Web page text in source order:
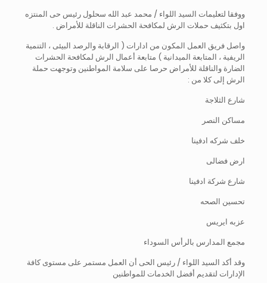
ووفقا لتعليمات السيد اللواء / محمد عبد الله سحلول رئيس حى المنتزه
اول بتكثيف حملات الرش لمكافحة الحشرات الناقلة للأمراض .
واصل فريق العمل المكون من ادارات ( الرقابة والرصد البيئى ، التنمية
الريفية ، المتابعة الميدانية ) متابعة أعمال الرش لمكافحة الحشرات
الضارة والناقلة للأمراض حرصا على سلامة المواطنين وتوجهت حملة
الرش إلى كلا من :
شارع الثلاجة
مساكن النصر
خلف شركه ادفينا
ارض فضالى
شارع شركة ادفينا
تحسين الصحه
عزبه ايريس
مجمع المدارس بالرأس السوداء
وقد أكد السيد اللواء / رئيس الحى أن العمل مستمر على مستوى كافة
الإدارات لتقديم أفضل الخدمات للمواطنين